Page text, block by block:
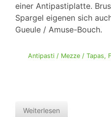
einer Antipastiplatte.
Spargel eigenen sich
Gueule / Amuse-Bouch.
Antipasti / Mezze / Tapas,
Weiterlesen